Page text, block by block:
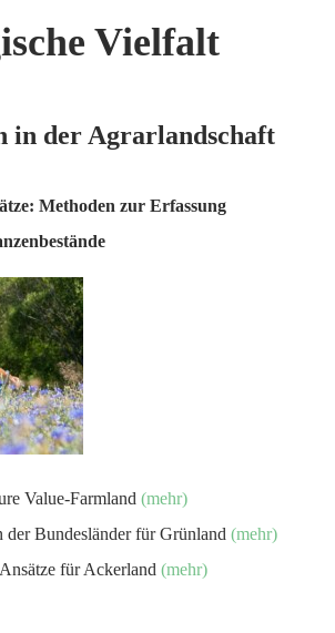
Vielfalt
in der Agrarlandschaft
Methoden zur Erfassung
Value-Farmland (mehr)
der Bundesländer für Grünland (mehr)
für Ackerland (mehr)